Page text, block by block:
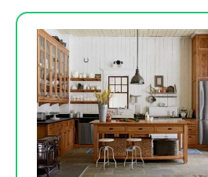
Перейти
содержимому